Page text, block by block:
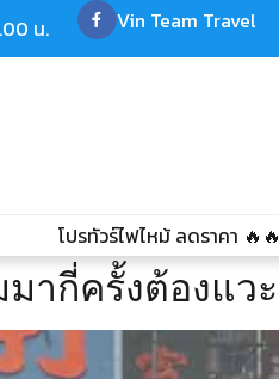
น. Vin Team Travel
โปรทัวร์ไฟไหม้ ลดราคา 🔥🔥
ากี่ครั้งต้องแวะ